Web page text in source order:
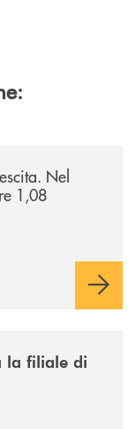
Nel
1,08
la filiale di